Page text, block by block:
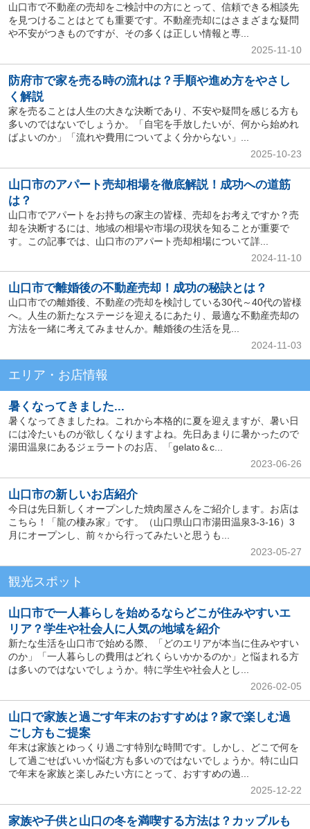
山口市で不動産の売却をご検討中の方にとって、信頼できる相談先
を見つけることはとても重要です。不動産売却にはさまざまな疑問
や不安がつきものですが、その多くは正しい情報と専...
2025-11-10
防府市で家を売る時の流れは？手順や進め方をやさし
く解説
家を売ることは人生の大きな決断であり、不安や疑問を感じる方も
多いのではないでしょうか。「自宅を手放したいが、何から始めれ
ばよいのか」「流れや費用についてよく分からない」...
2025-10-23
山口市のアパート売却相場を徹底解説！成功への道筋
は？
山口市でアパートをお持ちの家主の皆様、売却をお考えですか？売
却を決断するには、地域の相場や市場の現状を知ることが重要で
す。この記事では、山口市のアパート売却相場について詳...
2024-11-10
山口市で離婚後の不動産売却！成功の秘訣とは？
山口市での離婚後、不動産の売却を検討している30代～40代の皆様
へ。人生の新たなステージを迎えるにあたり、最適な不動産売却の
方法を一緒に考えてみませんか。離婚後の生活を見...
2024-11-03
エリア・お店情報
暑くなってきました...
暑くなってきましたね。これから本格的に夏を迎えますが、暑い日
には冷たいものが欲しくなりますよね。先日あまりに暑かったので
湯田温泉にあるジェラートのお店、「gelato＆c...
2023-06-26
山口市の新しいお店紹介
今日は先日新しくオープンした焼肉屋さんをご紹介します。お店は
こちら！「龍の棲み家」です。（山口県山口市湯田温泉3-3-16）3
月にオープンし、前々から行ってみたいと思うも...
2023-05-27
観光スポット
山口市で一人暮らしを始めるならどこが住みやすいエ
リア？学生や社会人に人気の地域を紹介
新たな生活を山口市で始める際、「どのエリアが本当に住みやすい
のか」「一人暮らしの費用はどれくらいかかるのか」と悩まれる方
は多いのではないでしょうか。特に学生や社会人とし...
2026-02-05
山口で家族と過ごす年末のおすすめは？家で楽しむ過
ごし方もご提案
年末は家族とゆっくり過ごす特別な時間です。しかし、どこで何を
して過ごせばいいか悩む方も多いのではないでしょうか。特に山口
で年末を家族と楽しみたい方にとって、おすすめの過...
2025-12-22
家族や子供と山口の冬を満喫する方法は？カップルも